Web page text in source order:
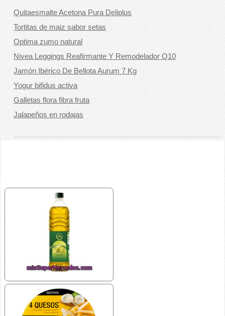
Quitaesmalte Acetona Pura Deliplus
Tortitas de maiz sabor setas
Optima zumo natural
Nivea Leggings Reafirmante Y Remodelador Q10
Jamón Ibérico De Bellota Aurum 7 Kg
Yogur bifidus activa
Galletas flora fibra fruta
Jalapeños en rodajas